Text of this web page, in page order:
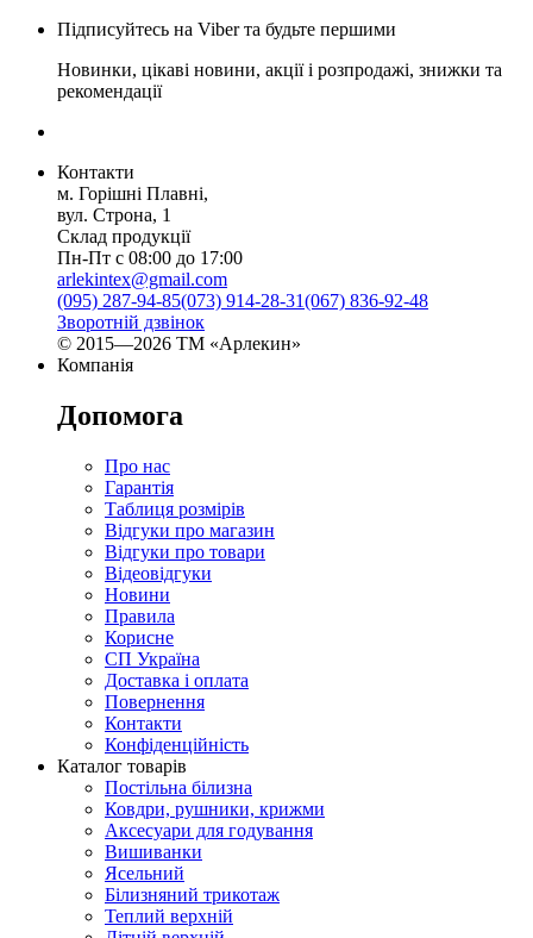
Підписуйтесь на Viber та будьте першими
Новинки, цікаві новини, акції і розпродажі, знижки та
рекомендації
Контакти
м. Горішні Плавні,
вул. Строна, 1
Склад продукції
Пн-Пт с 08:00 до 17:00
arlekintex@gmail.com
(095) 287-94-85(073) 914-28-31(067) 836-92-48
Зворотній дзвінок
© 2015—2026 ТМ «Арлекин»
Компанія
Допомога
Про нас
Гарантія
Таблиця розмірів
Відгуки про магазин
Відгуки про товари
Відеовідгуки
Новини
Правила
Корисне
СП Україна
Доставка і оплата
Повернення
Контакти
Конфіденційність
Каталог товарів
Постільна білизна
Ковдри, рушники, крижми
Аксесуари для годування
Вишиванки
Ясельний
Білизняний трикотаж
Теплий верхній